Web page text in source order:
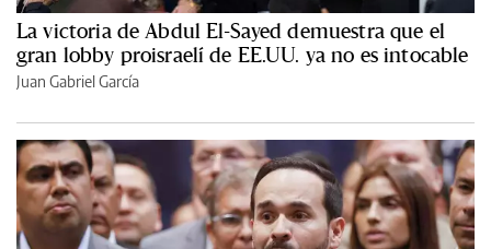
La victoria de Abdul El-Sayed demuestra que el
gran lobby proisraelí de EE.UU. ya no es intocable
Juan Gabriel García